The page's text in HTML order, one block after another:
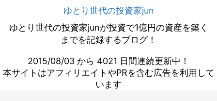
ゆとり世代の投資家jun
ゆとり世代の投資家junが投資で1億円の資産を築く
までを記録するブログ！
2015/08/03 から 4021 日間連続更新中！
本サイトはアフィリエイトやPRを含む広告を利用して
います